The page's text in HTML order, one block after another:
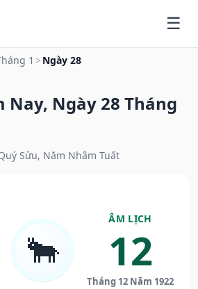
1 > Ngày 28
Nay, Ngày 28 Tháng
Sửu, Năm Nhâm Tuất
🐂
ÂM LỊCH
12
Tháng 12 Năm 1922